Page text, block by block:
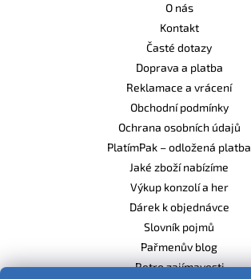
O nás
Kontakt
Časté dotazy
Doprava a platba
Reklamace a vrácení
Obchodní podmínky
Ochrana osobních údajů
PlatímPak – odložená platba
Jaké zboží nabízíme
Výkup konzolí a her
Dárek k objednávce
Slovník pojmů
Pařmenův blog
Retro zajímavosti